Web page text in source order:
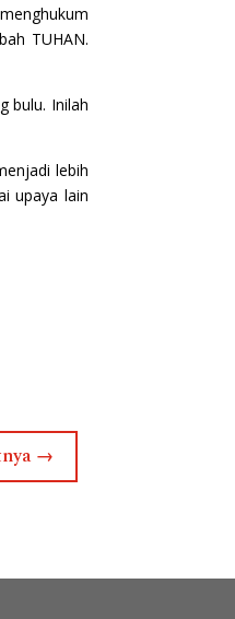
TUHAN.
bulu. Inilah
lebih
upaya lain
→